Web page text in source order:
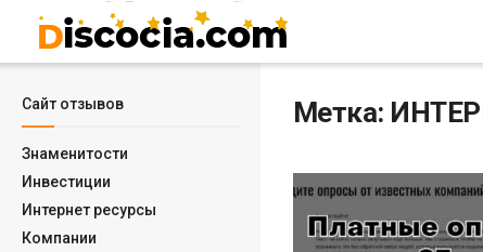
Сайт отзывов
Знаменитости
Инвестиции
Интернет ресурсы
Компании
Метка: